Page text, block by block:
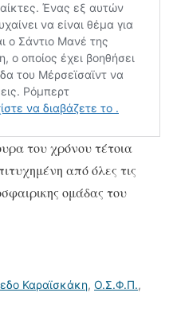
του χρόνου τέτοια
από όλες τις
ομάδας του
Καραϊσκάκη, Ο.Σ.Φ.Π.,